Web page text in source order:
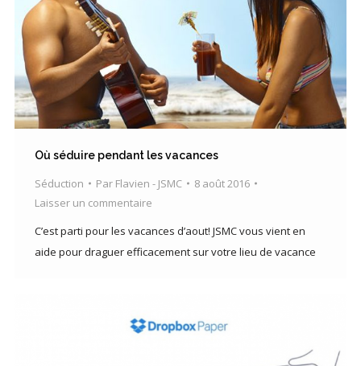
Où séduire pendant les vacances
Séduction Par Flavien - JSMC
8 août 2016
Laisser un commentaire
C’est parti pour les vacances d’aout! JSMC vous vient en
aide pour draguer efficacement sur votre lieu de vacance